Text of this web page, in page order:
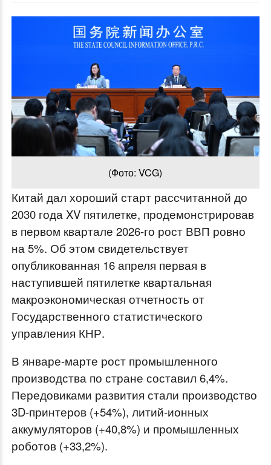
(Фото: VCG)
Китай дал хороший старт рассчитанной до
2030 года XV пятилетке, продемонстрировав
в первом квартале 2026-го рост ВВП ровно
на 5%. Об этом свидетельствует
опубликованная 16 апреля первая в
наступившей пятилетке квартальная
макроэкономическая отчетность от
Государственного статистического
управления КНР.
В январе-марте рост промышленного
производства по стране составил 6,4%.
Передовиками развития стали производство
3D-принтеров (+54%), литий-ионных
аккумуляторов (+40,8%) и промышленных
роботов (+33,2%).